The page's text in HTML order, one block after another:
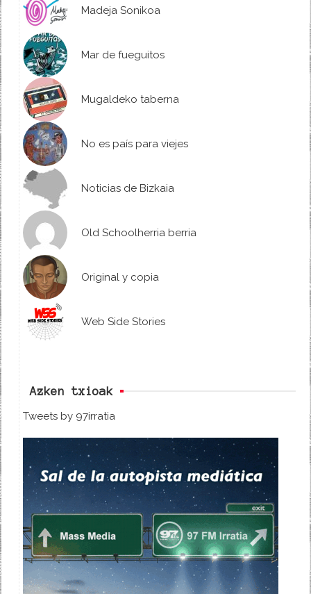
Madeja Sonikoa
Mar de fueguitos
Mugaldeko taberna
No es país para viejes
Noticias de Bizkaia
Old Schoolherria berria
Original y copia
Web Side Stories
Azken txioak
Tweets by 97irratia